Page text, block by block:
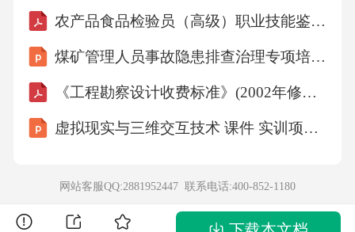
E.促进发展
2.下列关于企业内部控制制度的设计原则，正确
A.全面性原则
农产品食品检验员（高级）职业技能鉴定考试题及答案
煤矿管理人员事故隐患排查治理专项培训课件
《工程勘察设计收费标准》(2002年修订本)
虚拟现实与三维交互技术 课件 实训项目3 开发虚拟文旅虚拟交互项目的技术实操
网站客服QQ:2881952447 联系电话:400-852-1180